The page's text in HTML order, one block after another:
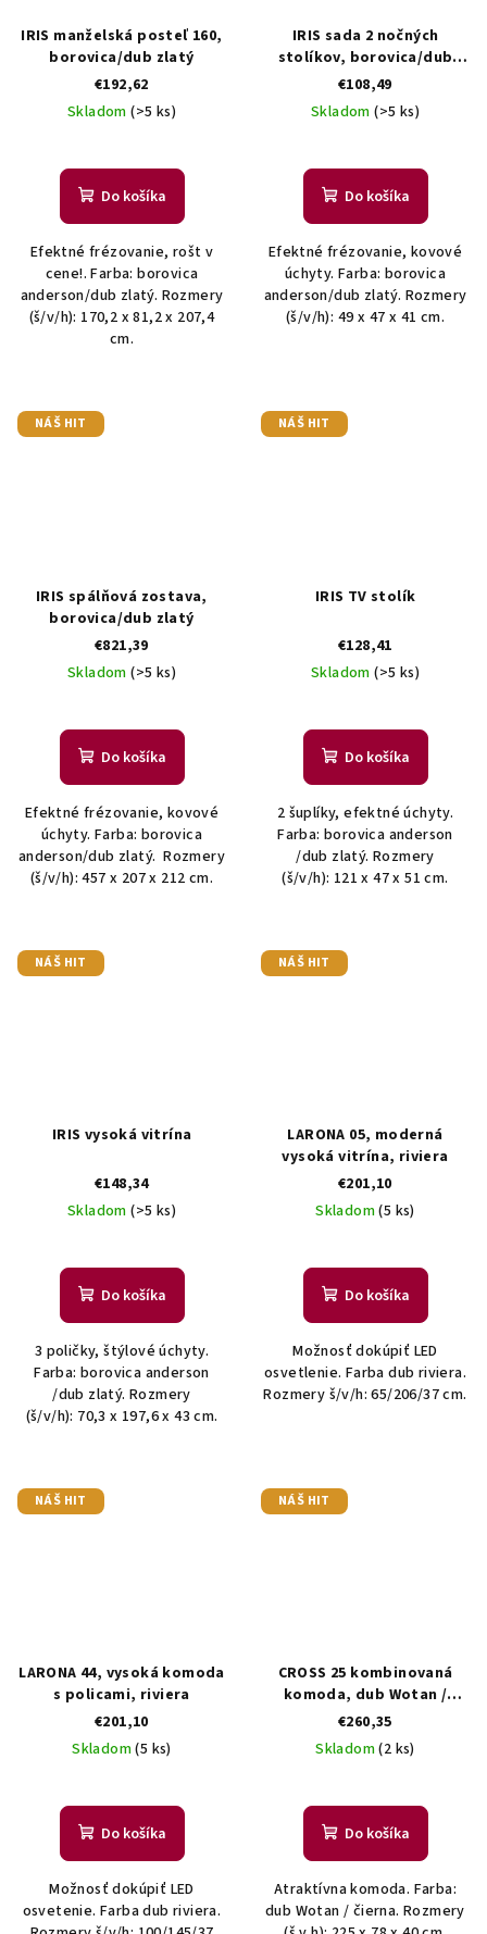
IRIS manželská posteľ 160,
borovica/dub zlatý
€192,62
Skladom(>5 ks)
Do košíka
Efektné frézovanie, rošt v
cene!. Farba: borovica
anderson/dub zlatý. Rozmery
(š/v/h): 170,2 x 81,2 x 207,4
cm.
IRIS sada 2 nočných
stolíkov, borovica/dub
zlatý
€108,49
Skladom(>5 ks)
Do košíka
Efektné frézovanie, kovové
úchyty. Farba: borovica
anderson/dub zlatý. Rozmery
(š/v/h): 49 x 47 x 41 cm.
NÁŠ HIT
IRIS spálňová zostava,
borovica/dub zlatý
€821,39
Skladom(>5 ks)
Do košíka
Efektné frézovanie, kovové
úchyty. Farba: borovica
anderson/dub zlatý. Rozmery
(š/v/h): 457 x 207 x 212 cm.
NÁŠ HIT
IRIS TV stolík
€128,41
Skladom(>5 ks)
Do košíka
2 šuplíky, efektné úchyty.
Farba: borovica anderson
/dub zlatý. Rozmery
(š/v/h): 121 x 47 x 51 cm.
NÁŠ HIT
IRIS vysoká vitrína
€148,34
Skladom(>5 ks)
Do košíka
3 poličky, štýlové úchyty.
Farba: borovica anderson
/dub zlatý. Rozmery
(š/v/h): 70,3 x 197,6 x 43 cm.
NÁŠ HIT
LARONA 05, moderná
vysoká vitrína, riviera
€201,10
Skladom(5 ks)
Do košíka
Možnosť dokúpiť LED
osvetlenie. Farba dub riviera.
Rozmery š/v/h: 65/206/37 cm.
NÁŠ HIT
LARONA 44, vysoká komoda
s policami, riviera
€201,10
Skladom(5 ks)
Do košíka
Možnosť dokúpiť LED
osvetenie. Farba dub riviera.
NÁŠ HIT
CROSS 25 kombinovaná
komoda, dub Wotan /
čierna
€260,35
Skladom(2 ks)
Do košíka
Atraktívna komoda. Farba:
dub Wotan / čierna. Rozmery